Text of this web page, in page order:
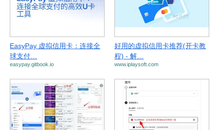
EasyPay 虚拟信用卡：连接全
球支付…
easypay.gitbook.io
好用的虚拟信用卡推荐(开卡教
程) - 解…
www.iplaysoft.com